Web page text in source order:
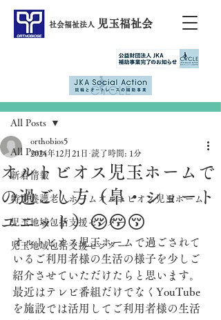
社会福祉法人 児玉福祉会
All Posts
新着情報
特別養護老人ホームオルトビオス児玉ホーム
児玉地域包括支援センター
児玉地域包括支援センター
All Posts
オルトビオス児玉ホームで
の過ごし方（皐・ショート
ユニット）😚😚😚
orthobios5
2024年12月21日 読了時間: 1分
オルトビオス児玉ホームで過ごされて
いるご利用者様の生活の様子を少しご
紹介させていただけたらと思います。
最近はテレビ番組だけでなくYouTube
を施設では活用してご利用者様の生活